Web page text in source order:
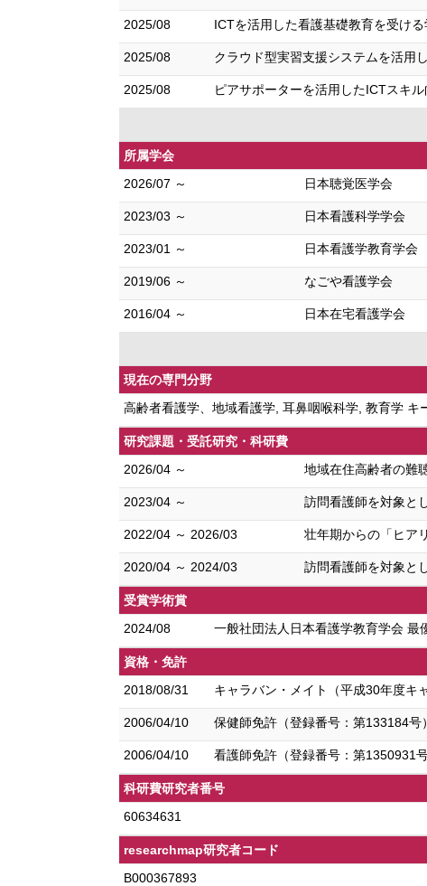
2025/08 ICTを活用した看護基礎教育を受け
2025/08 クラウド型実習支援システムを活用
2025/08 ピアサポーターを活用したICTスキ
所属学会
2026/07 ～
日本聴覚医学会
2023/03 ～ 日本看護科学学会
2023/01 ～ 日本看護学教育学会
2019/06 ～ なごや看護学会
2016/04 ～ 日本在宅看護学会
現在の専門分野
高齢者看護学、地域看護学, 耳鼻咽喉科学, 教育学 キ
研究課題・受託研究・科研費
2026/04 ～
地域在住高齢者の難
2023/04 ～ 訪問看護師を対象と
2022/04 ～ 2026/03 壮年期からの「ヒア
2020/04 ～ 2024/03 訪問看護師を対象と
受賞学術賞
2024/08
一般社団法人日本看護学教育学会 最
資格・免許
2018/08/31
キャラバン・メイト（平成30年度キ
2006/04/10 保健師免許（登録番号：第133184号）
2006/04/10 看護師免許（登録番号：第1350931号
科研費研究者番号
60634631
researchmap研究者コード
B000367893